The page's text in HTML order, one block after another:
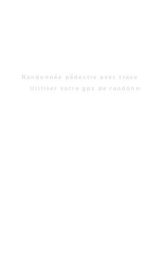
Randonnée pédestre avec trace
Utiliser votre gps de